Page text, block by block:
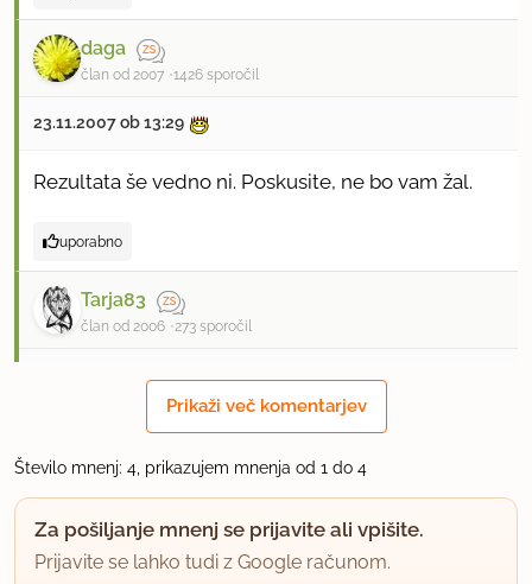
daga
član od 2007 1426 sporočil
23.11.2007 ob 13:29
Rezultata še vedno ni. Poskusite, ne bo vam žal.
uporabno
Tarja83
član od 2006 273 sporočil
Kako dolgo se priblizno kuha rdeca pesa?Hvala.
daga
Prikaži več komentarjev
Število mnenj: 4, prikazujem mnenja od 1 do 4
Za pošiljanje mnenj se prijavite ali vpišite.
Prijavite se lahko tudi z Google računom.